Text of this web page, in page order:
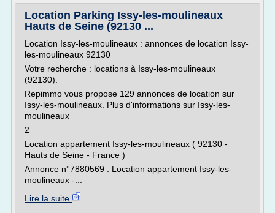
Location Parking Issy-les-moulineaux
Hauts de Seine (92130 ...
Location Issy-les-moulineaux : annonces de location Issy-
les-moulineaux 92130
Votre recherche : locations à Issy-les-moulineaux
(92130).
Repimmo vous propose 129 annonces de location sur
Issy-les-moulineaux. Plus d'informations sur Issy-les-
moulineaux
2
Location appartement Issy-les-moulineaux ( 92130 -
Hauts de Seine - France )
Annonce n°7880569 : Location appartement Issy-les-
moulineaux -...
Lire la suite